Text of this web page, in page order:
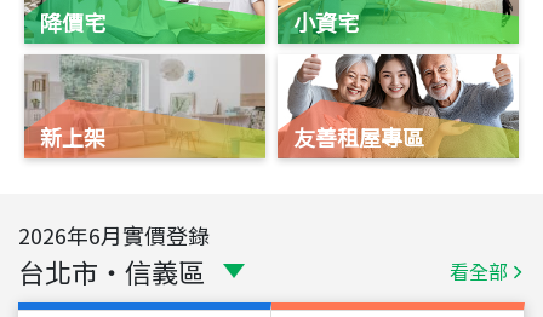
降價宅
新上架
小資宅
友善租屋專區
2026年6月實價登錄
台北市 ・ 信義區 看全部